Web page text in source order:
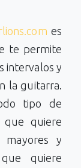
es
te permite
intervalos y
la guitarra.
tipo de
que quiere
mayores y
quiere